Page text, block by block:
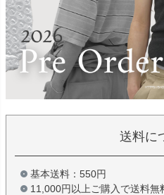
送料に
基本送料：550円
11,000円以上ご購入で送料無